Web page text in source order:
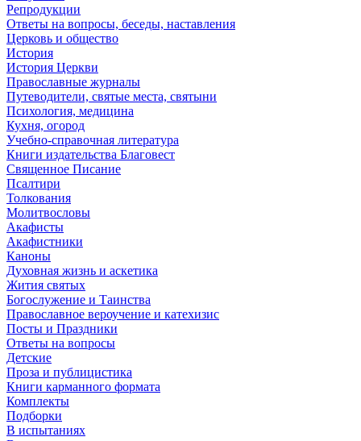
Репродукции
Ответы на вопросы, беседы, наставления
Церковь и общество
История
История Церкви
Православные журналы
Путеводители, святые места, святыни
Психология, медицина
Кухня, огород
Учебно-справочная литература
Книги издательства Благовест
Священное Писание
Псалтири
Толкования
Молитвословы
Акафисты
Акафистники
Каноны
Духовная жизнь и аскетика
Жития святых
Богослужение и Таинства
Православное вероучение и катехизис
Посты и Праздники
Ответы на вопросы
Детские
Проза и публицистика
Книги карманного формата
Комплекты
Подборки
В испытаниях